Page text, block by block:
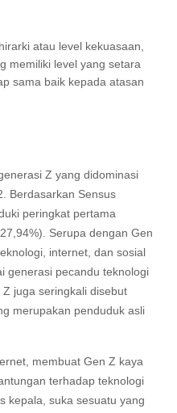
atau level kekuasaan,
memiliki level yang setara
sama baik kepada atasan
Z yang didominasi
Berdasarkan Sensus
peringkat pertama
Serupa dengan Gen
internet, dan sosial
generasi pecandu teknologi
juga seringkali disebut
merupakan penduduk asli
membuat Gen Z kaya
terhadap teknologi
kepala, suka sesuatu yang